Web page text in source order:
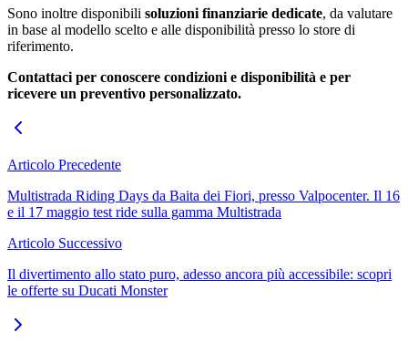
Sono inoltre disponibili soluzioni finanziarie dedicate, da valutare
in base al modello scelto e alle disponibilità presso lo store di
riferimento.
Contattaci per conoscere condizioni e disponibilità e per
ricevere un preventivo personalizzato.
Articolo Precedente
Multistrada Riding Days da Baita dei Fiori, presso Valpocenter. Il 16
e il 17 maggio test ride sulla gamma Multistrada
Articolo Successivo
Il divertimento allo stato puro, adesso ancora più accessibile: scopri
le offerte su Ducati Monster